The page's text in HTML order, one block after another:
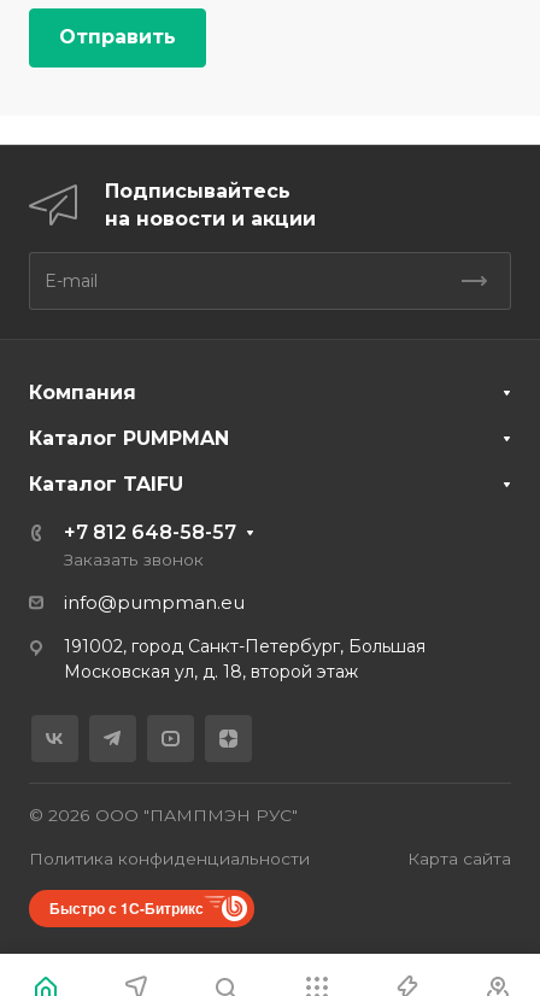
Подписывайтесь
на новости и акции
Компания
Каталог PUMPMAN
Каталог TAIFU
+7 812 648-58-57
Заказать звонок
info@pumpman.eu
191002, город Санкт-Петербург, Большая
Московская ул, д. 18, второй этаж
© 2026 ООО "ПАМПМЭН РУС"
Политика конфиденциальности Карта сайта
Быстро с 1С-Битрикс